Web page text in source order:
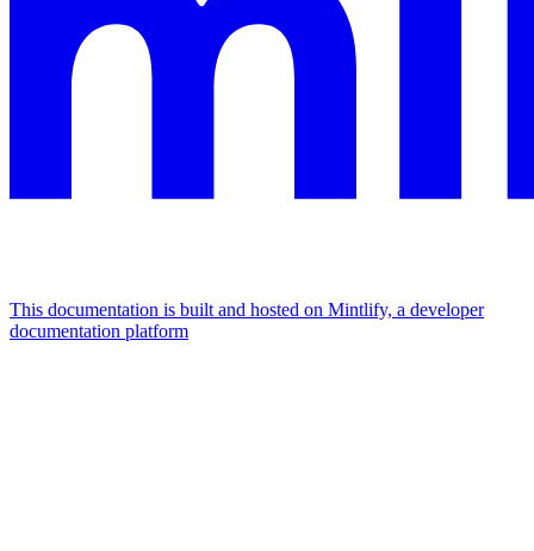
This documentation is built and hosted on Mintlify, a developer
documentation platform